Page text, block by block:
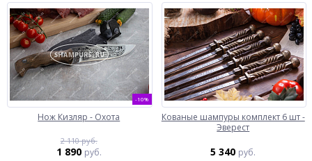
-10%
Нож Кизляр - Охота
2 110 руб.
1 890 руб.
Кованые шампуры комплект 6 шт -
Эверест
5 340 руб.